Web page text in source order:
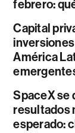
febrero:
Capital
América
SpaceX se
resultados
esperado: